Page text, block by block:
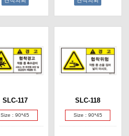
SLC-117
Size : 90*45
SLC-118
Size : 90*45